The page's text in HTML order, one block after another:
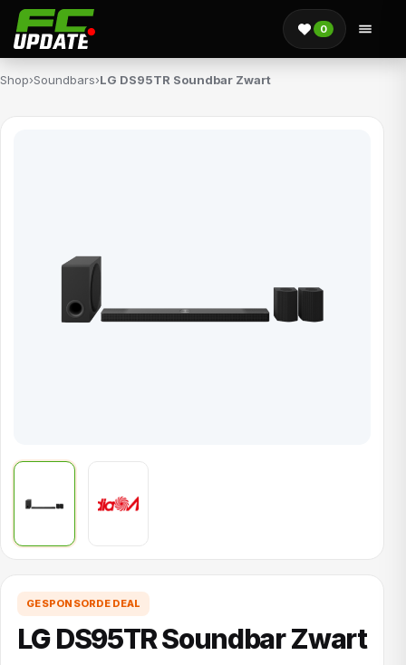
0
Shop›Soundbars›LG DS95TR Soundbar Zwart
GESPONSORDE DEAL
LG DS95TR Soundbar Zwart